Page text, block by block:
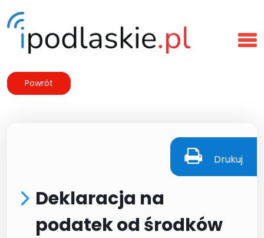
Powrót
Drukuj
Deklaracja na
podatek od środków